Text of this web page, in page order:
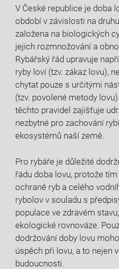
V⁢ České republice⁢ je ⁤doba
⁢období v závislosti‌ na
založena⁢ na biologických
jejich‌ rozmnožování a
Rybářský řád upravuje
ryby loví‌ (tzv. zákaz lovu),
⁣chytat ⁣pouze⁣ s určitými
(tzv. povolené⁢ metody
těchto pravidel zajišťuje
⁣nezbytné​ pro zachování
ekosystémů naší ‌země.
Pro rybáře je důležité
řádu doba lovu, protože
ochraně ryb‍ a celého
rybolov v souladu s
populace ve zdravém
‍ekologické⁢ rovnováze.
dodržování doby lovu
úspěch při lovu, a to nejen
budoucnosti.